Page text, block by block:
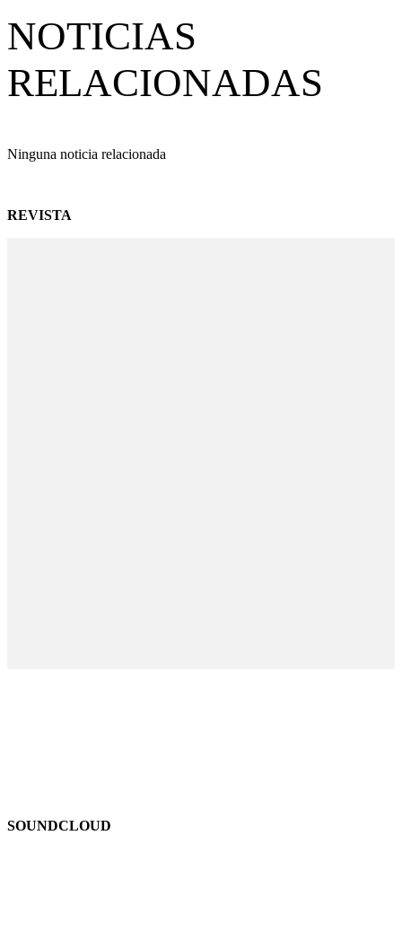
NOTICIAS
RELACIONADAS
Ninguna noticia relacionada
REVISTA
SOUNDCLOUD